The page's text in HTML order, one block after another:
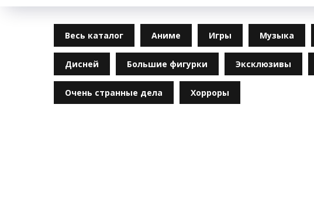
Весь каталог Аниме Игры Музыка
Дисней Большие фигурки Эксклюзивы
Очень странные дела Хорроры